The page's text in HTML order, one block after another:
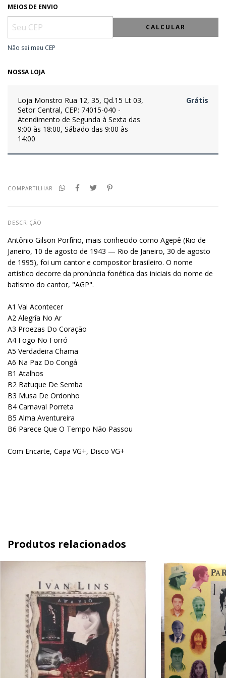
MEIOS DE ENVIO
CALCULAR
Não sei meu CEP
NOSSA LOJA
Loja Monstro Rua 12, 35, Qd.15 Lt 03,
Setor Central, CEP: 74015-040 -
Atendimento de Segunda à Sexta das
9:00 às 18:00, Sábado das 9:00 às
14:00
Grátis
COMPARTILHAR
DESCRIÇÃO
Antônio Gilson Porfírio, mais conhecido como Agepê (Rio de
Janeiro, 10 de agosto de 1943 — Rio de Janeiro, 30 de agosto
de 1995), foi um cantor e compositor brasileiro. O nome
artístico decorre da pronúncia fonética das iniciais do nome de
batismo do cantor, "AGP".
A1 Vai Acontecer
A2 Alegría No Ar
A3 Proezas Do Coração
A4 Fogo No Forró
A5 Verdadeira Chama
A6 Na Paz Do Congá
B1 Atalhos
B2 Batuque De Semba
B3 Musa De Ordonho
B4 Carnaval Porreta
B5 Alma Aventureira
B6 Parece Que O Tempo Não Passou
Com Encarte, Capa VG+, Disco VG+
Produtos relacionados